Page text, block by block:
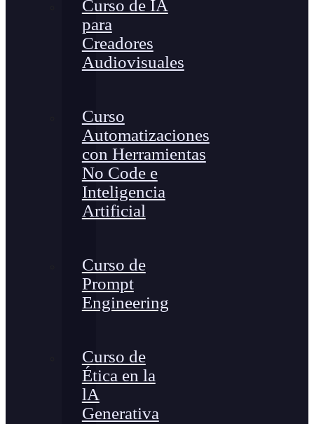
Curso de IA
para
Creadores
Audiovisuales
Curso
Automatizaciones
con Herramientas
No Code e
Inteligencia
Artificial
Curso de
Prompt
Engineering
Curso de
Ética en la
lA
Generativa